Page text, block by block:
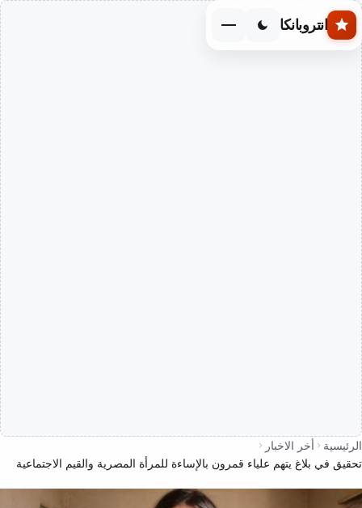
Skip to main content
انتروبانكا
الرئيسية
أخر الاخبار
تحقيق في بلاغ يتهم علياء قمرون بالإساءة للمرأة المصرية والقيم الاجتماعية